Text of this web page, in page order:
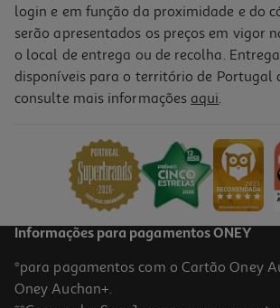
-10%
Livro Um Chapéu De Leopardo
PVP de editor
12,60 €
login e em função da proximidade e do
serão apresentados os preços em vigor
o local de entrega ou de recolha.
disponíveis para o território de Portugal
consulte mais informações aqui.
Informações para pagamentos ONEY
*para pagamentos com o Cartão Oney
Oney Auchan+.